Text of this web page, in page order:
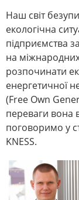
Наш світ
екологічна
підприємства
на
розпочинати
енергетичної
(Free Own
переваги вона
поговоримо у
KNESS.